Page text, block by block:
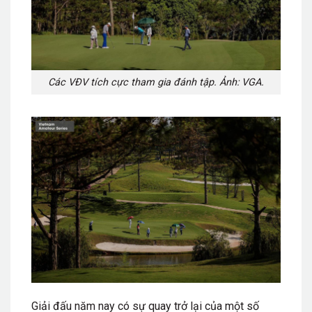
Các VĐV tích cực tham gia đánh tập. Ảnh: VGA.
Giải đấu năm nay có sự quay trở lại của một số